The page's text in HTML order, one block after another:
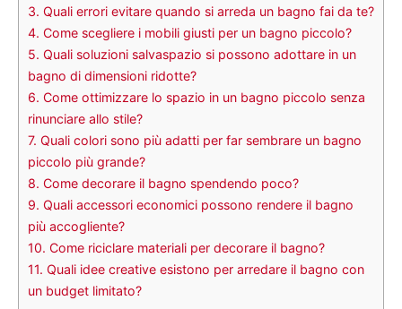
3. Quali errori evitare quando si arreda un bagno fai da te?
4. Come scegliere i mobili giusti per un bagno piccolo?
5. Quali soluzioni salvaspazio si possono adottare in un
bagno di dimensioni ridotte?
6. Come ottimizzare lo spazio in un bagno piccolo senza
rinunciare allo stile?
7. Quali colori sono più adatti per far sembrare un bagno
piccolo più grande?
8. Come decorare il bagno spendendo poco?
9. Quali accessori economici possono rendere il bagno
più accogliente?
10. Come riciclare materiali per decorare il bagno?
11. Quali idee creative esistono per arredare il bagno con
un budget limitato?